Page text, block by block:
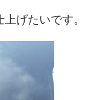
げたいです。